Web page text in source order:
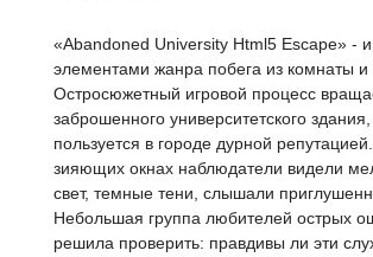
«Abandoned University Html5 Escape» -
элементами жанра побега из комнаты и
Остросюжетный игровой процесс
заброшенного университетского
пользуется в городе дурной
зияющих окнах наблюдатели видели
свет, темные тени, слышали
Небольшая группа любителей острых
решила проверить: правдивы ли эти